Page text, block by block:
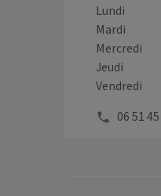
Lundi
Mardi
Mercredi
Jeudi
Vendredi
06 51